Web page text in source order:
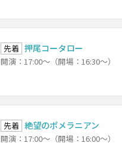
先着 押尾コータロー
開演：17:00～（開場：16:30～）
先着 絶望のポメラニアン
開演：17:00～（開場：16:00～）